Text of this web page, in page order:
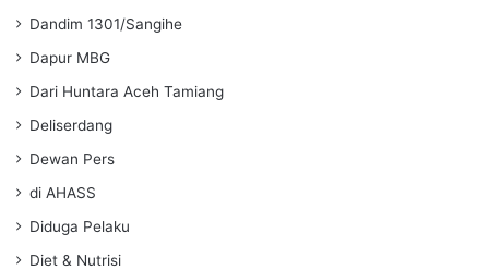
Dandim 1301/Sangihe
Dapur MBG
Dari Huntara Aceh Tamiang
Deliserdang
Dewan Pers
di AHASS
Diduga Pelaku
Diet & Nutrisi